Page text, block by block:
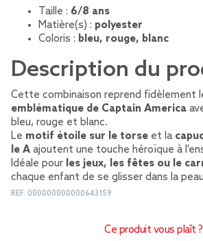
Taille : 6/8 ans
Matière(s) : polyester
Coloris : bleu, rouge, blanc
Description du
Cette combinaison reprend fidèlement
emblématique de Captain America
bleu, rouge et blanc.
Le motif étoile sur le torse et la
le A ajoutent une touche héroïque à
Idéale pour les jeux, les fêtes ou le
chaque enfant de se glisser dans la
REF. 000000000000643159
Ce produit vous plaît ?